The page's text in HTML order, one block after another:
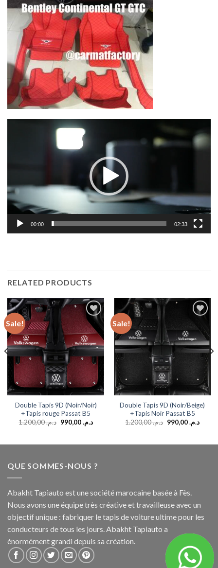
00:00 02:33
RELATED PRODUCTS
Sale!
Add to
wishlist
Double Tapis 9D (Noir/Noir)
+Tapis rouge Passat B5
د.م.1.200,00 د.م.990,00
Sale!
wishlist
Double Tapis 9D (Noir/Beige)
+Tapis Noir Passat B5
د.م.1.200,00 د.م.990,00
QUE SOMMES-NOUS ?
Abakht Tapiauto est une société marocaine basée à Fès.
Nous avons une équipe très créative et travailleuse avec un
objectif unique : fabriquer le tapis de voiture ultime pour les
conducteurs de tous les jours. Abakht Tapiauto a
énormément grandi depuis sa création.